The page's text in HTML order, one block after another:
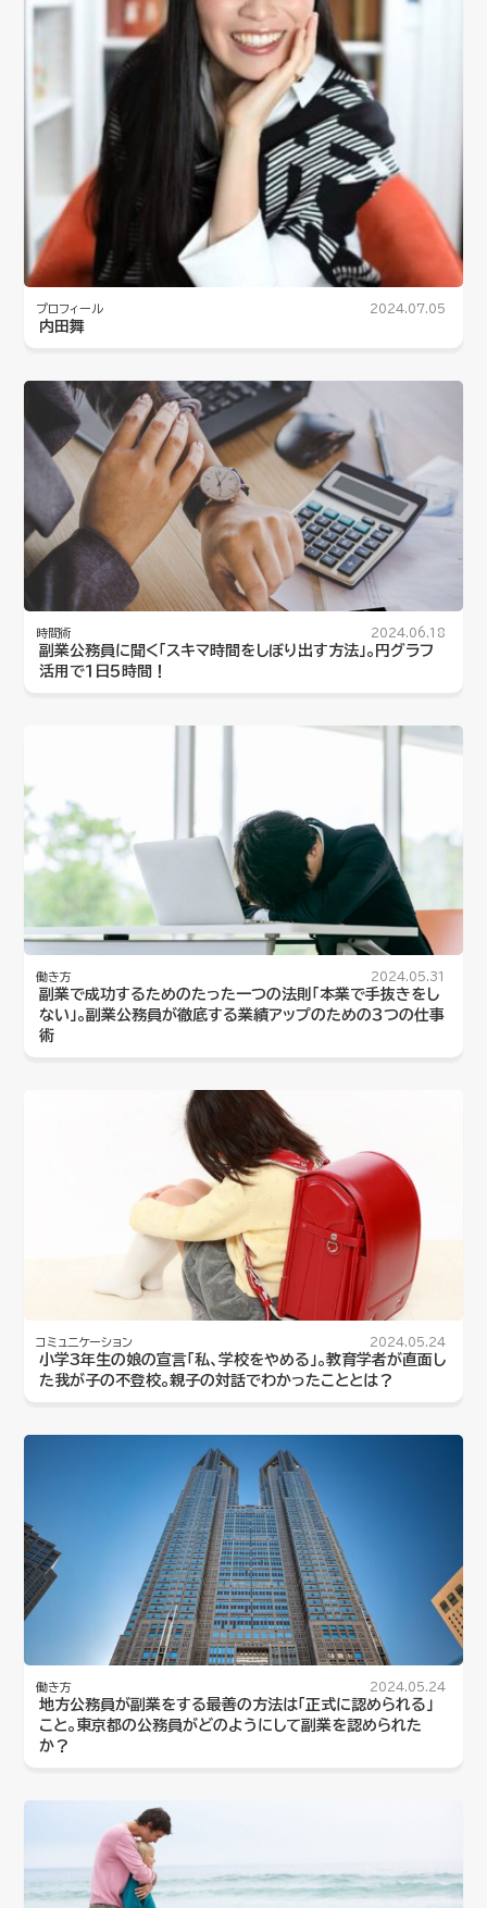
プロフィール 2024.07.05
内田舞
時間術 2024.06.18
副業公務員に聞く「スキマ時間をしぼり出す方法」。円グラフ
活用で１日５時間！
働き方 2024.05.31
副業で成功するためのたった一つの法則「本業で手抜きをし
ない」。副業公務員が徹底する業績アップのための３つの仕事
術
コミュニケーション 2024.05.24
小学3年生の娘の宣言「私、学校をやめる」。教育学者が直面し
た我が子の不登校。親子の対話でわかったこととは？
働き方 2024.05.24
地方公務員が副業をする最善の方法は「正式に認められる」
こと。東京都の公務員がどのようにして副業を認められた
か？